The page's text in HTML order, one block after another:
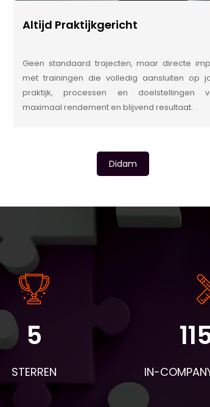
Altijd Praktijkgericht
Geen standaard trajecten, maar directe
met trainingen die volledig aansluiten op
praktijk, processen en doelstellingen
maximaal rendement en blijvend resultaat.
Didam
informatie: - De instaptoets en
en woordentrainers per post
naar de eerste les en geef ze aan de
wordt een envelop verstuurd met
5
STERREN IN-